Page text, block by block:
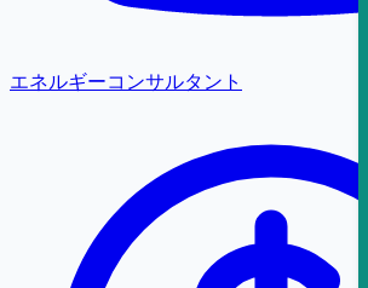
エネルギーコンサルタント